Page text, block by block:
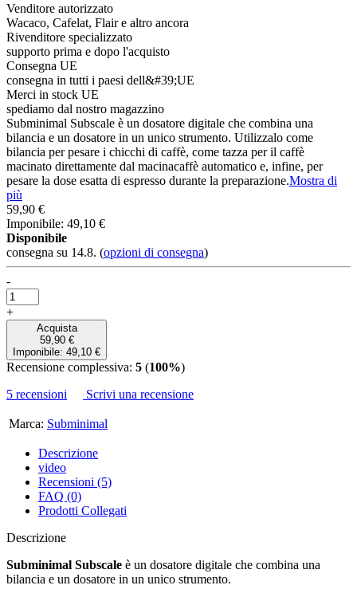
Venditore autorizzato
Wacaco, Cafelat, Flair e altro ancora
Rivenditore specializzato
supporto prima e dopo l'acquisto
Consegna UE
consegna in tutti i paesi dell&#39;UE
Merci in stock UE
spediamo dal nostro magazzino
Subminimal Subscale è un dosatore digitale che combina una
bilancia e un dosatore in un unico strumento. Utilizzalo come
bilancia per pesare i chicchi di caffè, come tazza per il caffè
macinato direttamente dal macinacaffè automatico e, infine, per
pesare la dose esatta di espresso durante la preparazione.Mostra di
più
59,90 €
Imponibile: 49,10 €
Disponibile
consegna su 14.8. (opzioni di consegna)
-
+
Acquista
59,90 €
Imponibile: 49,10 €
Recensione complessiva: 5 (100%)
5 recensioni
Scrivi una recensione
Marca: Subminimal
Descrizione
video
Recensioni (5)
FAQ (0)
Prodotti Collegati
Descrizione
Subminimal Subscale è un dosatore digitale che combina una
bilancia e un dosatore in un unico strumento.